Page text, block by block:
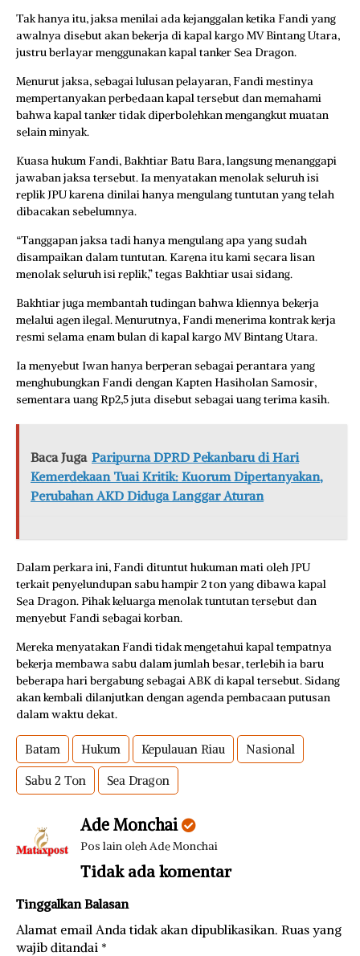
Tak hanya itu, jaksa menilai ada kejanggalan ketika Fandi yang
awalnya disebut akan bekerja di kapal kargo MV Bintang Utara,
justru berlayar menggunakan kapal tanker Sea Dragon.
Menurut jaksa, sebagai lulusan pelayaran, Fandi mestinya
mempertanyakan perbedaan kapal tersebut dan memahami
bahwa kapal tanker tidak diperbolehkan mengangkut muatan
selain minyak.
Kuasa hukum Fandi, Bakhtiar Batu Bara, langsung menanggapi
jawaban jaksa tersebut. Ia menyatakan menolak seluruh isi
replik JPU karena dinilai hanya mengulang tuntutan yang telah
dibacakan sebelumnya.
“Tanggapan jaksa tadi hanya mengulang apa yang sudah
disampaikan dalam tuntutan. Karena itu kami secara lisan
menolak seluruh isi replik,” tegas Bakhtiar usai sidang.
Bakhtiar juga membantah tudingan bahwa kliennya bekerja
melalui agen ilegal. Menurutnya, Fandi menerima kontrak kerja
resmi selama enam bulan di kapal kargo MV Bintang Utara.
Ia menyebut Iwan hanya berperan sebagai perantara yang
menghubungkan Fandi dengan Kapten Hasiholan Samosir,
sementara uang Rp2,5 juta disebut sebagai uang terima kasih.
Baca Juga Paripurna DPRD Pekanbaru di Hari
Kemerdekaan Tuai Kritik: Kuorum Dipertanyakan,
Perubahan AKD Diduga Langgar Aturan
Dalam perkara ini, Fandi dituntut hukuman mati oleh JPU
terkait penyelundupan sabu hampir 2 ton yang dibawa kapal
Sea Dragon. Pihak keluarga menolak tuntutan tersebut dan
menyebut Fandi sebagai korban.
Mereka menyatakan Fandi tidak mengetahui kapal tempatnya
bekerja membawa sabu dalam jumlah besar, terlebih ia baru
beberapa hari bergabung sebagai ABK di kapal tersebut. Sidang
akan kembali dilanjutkan dengan agenda pembacaan putusan
dalam waktu dekat.
Batam Hukum Kepulauan Riau Nasional
Sabu 2 Ton Sea Dragon
Ade Monchai
Pos lain oleh Ade Monchai
Tidak ada komentar
Tinggalkan Balasan
Alamat email Anda tidak akan dipublikasikan. Ruas yang
wajib ditandai *